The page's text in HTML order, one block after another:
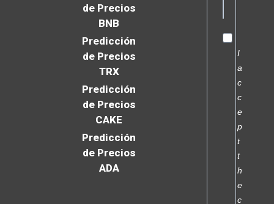
de Precios
BNB
Predicción
de Precios
TRX
Predicción
de Precios
CAKE
Predicción
de Precios
ADA
I
a
c
c
e
p
t
t
h
e
c